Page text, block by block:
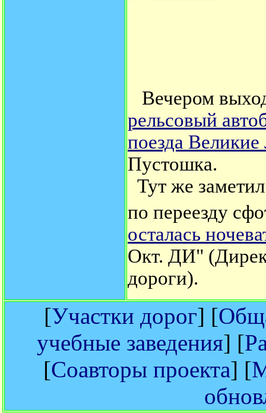
Вечером
рельсовый
поезда
Пустошка.
Тут же
по переезду
осталась
Окт. ДИ"
дороги).
[Участки дорог] [
учебные заведения] [
[Соавторы проекта] [